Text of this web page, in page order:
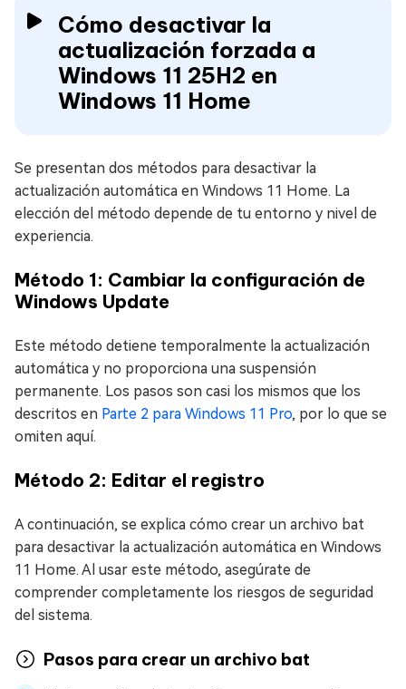
Cómo desactivar la
actualización forzada a
Windows 11 25H2 en
Windows 11 Home
Se presentan dos métodos para desactivar la
actualización automática en Windows 11 Home. La
elección del método depende de tu entorno y nivel de
experiencia.
Método 1: Cambiar la configuración de
Windows Update
Este método detiene temporalmente la actualización
automática y no proporciona una suspensión
permanente. Los pasos son casi los mismos que los
descritos en Parte 2 para Windows 11 Pro, por lo que se
omiten aquí.
Método 2: Editar el registro
A continuación, se explica cómo crear un archivo bat
para desactivar la actualización automática en Windows
11 Home. Al usar este método, asegúrate de
comprender completamente los riesgos de seguridad
del sistema.
Pasos para crear un archivo bat